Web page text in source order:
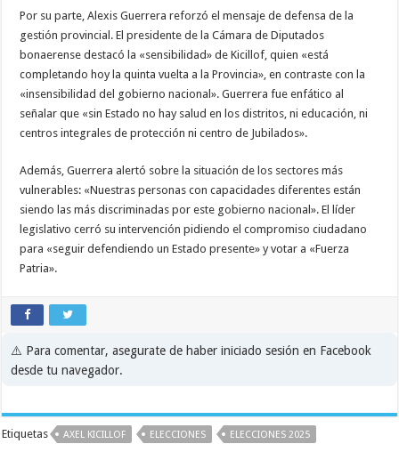
Por su parte, Alexis Guerrera reforzó el mensaje de defensa de la
gestión provincial. El presidente de la Cámara de Diputados
bonaerense destacó la «sensibilidad» de Kicillof, quien «está
completando hoy la quinta vuelta a la Provincia», en contraste con la
«insensibilidad del gobierno nacional». Guerrera fue enfático al
señalar que «sin Estado no hay salud en los distritos, ni educación, ni
centros integrales de protección ni centro de Jubilados».
Además, Guerrera alertó sobre la situación de los sectores más
vulnerables: «Nuestras personas con capacidades diferentes están
siendo las más discriminadas por este gobierno nacional». El líder
legislativo cerró su intervención pidiendo el compromiso ciudadano
para «seguir defendiendo un Estado presente» y votar a «Fuerza
Patria».
⚠️ Para comentar, asegurate de haber iniciado sesión en Facebook
desde tu navegador.
Etiquetas AXEL KICILLOF ELECCIONES ELECCIONES 2025